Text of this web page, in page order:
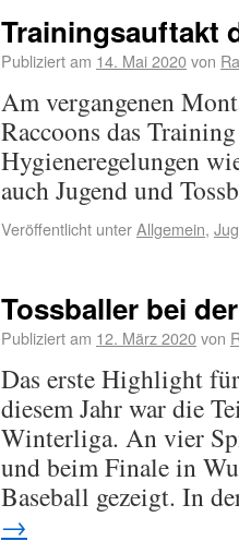
Trainingsauftakt
Publiziert am 14. Mai 2020von
Am vergangenen
Raccoons das
Hygieneregelungen
auch Jugend und
Veröffentlicht unterAllgemein,
Tossballer bei
Publiziert am 12. März 2020von
Das erste Highlight
diesem Jahr war die
Winterliga. An vier
und beim Finale in
Baseball gezeigt. In
→